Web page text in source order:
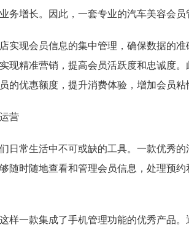
务增长。因此，一套专业的汽车美容会员
实现会员信息的集中管理，确保数据的
现精准营销，提高会员活跃度和忠诚度
的优惠额度，提升消费体验，增加会员粘
营
日常生活中不可或缺的工具。一款优秀
随时随地查看和管理会员信息，处理预
样一款集成了手机管理功能的优秀产品